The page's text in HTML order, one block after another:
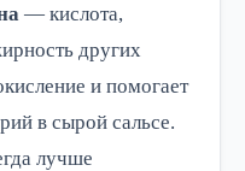
— кислота,
других
и помогает
в сырой сальсе.
лучше